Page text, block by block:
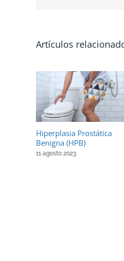
Artículos
Hiperplasia Prostática
Benigna (HPB)
11 agosto 2023